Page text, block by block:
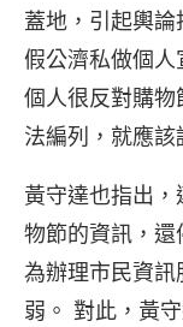
蓋地，引起輿
假公濟私做個
個人很反對購
法編列，就應該
黃守達也指出
物節的資訊，
為辦理市民資
弱。 對此，黃